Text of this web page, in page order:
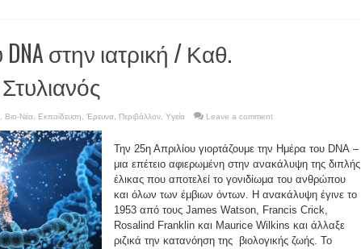
στην ιατρική / Καθ.
Βιο-Νέα Εκπαίδευση Έρευνα Περιβάλλον Υγεία Leave a comment
Την 25η Απριλίου γιορτάζουμε την Ημέρα του DNA –
μια επέτειο αφιερωμένη στην ανακάλυψη της διπλής
έλικας που αποτελεί το γονιδίωμα του ανθρώπου
και όλων των έμβιων όντων. Η ανακάλυψη έγινε το
1953 από τους James Watson, Francis Crick,
Rosalind Franklin και Maurice Wilkins και άλλαξε
ριζικά την κατανόηση της βιολογικής ζωής. Το